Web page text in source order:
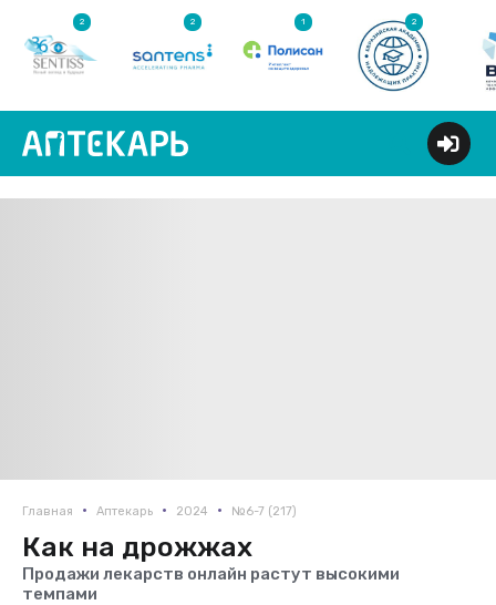
2 2 1 2
Главная • Аптекарь • 2024 • №6-7 (217)
Как на дрожжах
Продажи лекарств онлайн растут высокими
темпами